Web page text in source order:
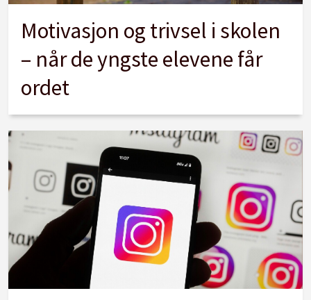
Motivasjon og trivsel i skolen
– når de yngste elevene får
ordet